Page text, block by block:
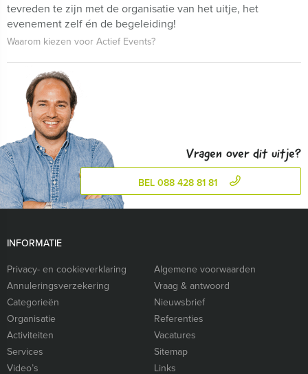
tevreden te zijn met de organisatie van het uitje, het
evenement zelf én de begeleiding!
Waarom kiezen voor Actief Events?
Vragen over dit uitje?
BEL 088 428 81 81
INFORMATIE
Privacy- en cookieverklaring
Algemene voorwaarden
Annuleringsverzekering
Vraag & antwoord
Categorieën
Nieuwsbrief
Organisatie
Referenties
Activiteiten
Vacatures
Services
Sitemap
Video’s
Links